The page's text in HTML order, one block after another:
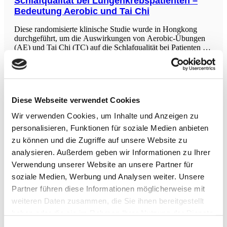
Diese Webseite verwendet Cookies
Wir verwenden Cookies, um Inhalte und Anzeigen zu
personalisieren, Funktionen für soziale Medien anbieten
zu können und die Zugriffe auf unsere Website zu
analysieren. Außerdem geben wir Informationen zu Ihrer
Verwendung unserer Website an unsere Partner für
soziale Medien, Werbung und Analysen weiter. Unsere
Partner führen diese Informationen möglicherweise mit
weiteren Daten zusammen, die Sie ihnen bereitgestellt
Bedeutung Aerobic und Tai Chi
Diese randomisierte klinische Studie wurde in Hongkong
durchgeführt, um die Auswirkungen von Aerobic-Übungen
(AE) und Tai Chi (TC) auf die Schlafqualität bei Patienten mit
fortgeschrittenem Lungenkrebs zu bewerten. Insgesamt
nahmen 226 Patienten an der Studie teil, die in drei Gruppen
bei Rotatorenmanschettenverletzungen
In der Studie wurden 60 Patienten mit
Rotatorenmanschettenverletzungen ohne vollständigen Riss
randomisiert entweder zur radialen extrakorporalen
Stoßwellentherapie (rESWT) oder zur Behandlung mit
physikalischen Therapieverfahren (PTMs) zugewiesen. Die
Ergebnisse zeigten, dass die rESWT-Gruppe signifikant
höhere ASES-Score und niedrigere VAS-Schmerzwerte im
Vergleich
Grundlage für gesundes Altern
Die Studie ist ein Scoping-Review zur Umsetzung
(Dissemination und Implementation) von
Athletinnen. Insgesamt wurden 220 Studien mit über 400.000